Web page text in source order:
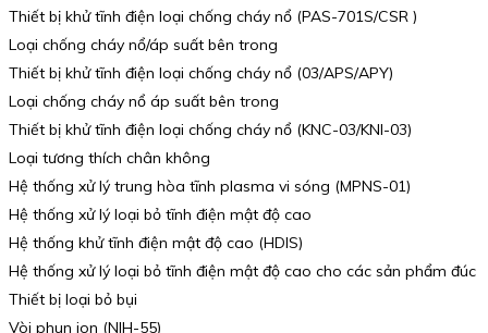
Thiết bị khử tĩnh điện loại chống cháy nổ (PAS-701S/CSR )
Loại chống cháy nổ/áp suất bên trong
Thiết bị khử tĩnh điện loại chống cháy nổ (03/APS/APY)
Loại chống cháy nổ áp suất bên trong
Thiết bị khử tĩnh điện loại chống cháy nổ (KNC-03/KNI-03)
Loại tương thích chân không
Hệ thống xử lý trung hòa tĩnh plasma vi sóng (MPNS-01)
Hệ thống xử lý loại bỏ tĩnh điện mật độ cao
Hệ thống khử tĩnh điện mật độ cao (HDIS)
Hệ thống xử lý loại bỏ tĩnh điện mật độ cao cho các sản phẩm đúc
Thiết bị loại bỏ bụi
Vòi phun ion (NIH-55)